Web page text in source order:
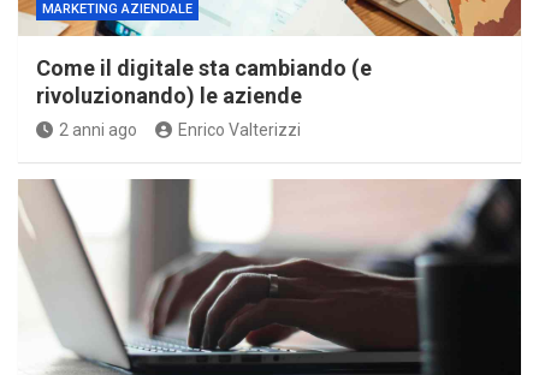
MARKETING AZIENDALE
Come il digitale sta cambiando (e
rivoluzionando) le aziende
2 anni ago Enrico Valterizzi